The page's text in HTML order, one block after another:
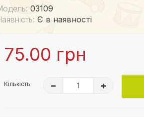
03109
Є в наявності
75.00 грн
Кількість – +